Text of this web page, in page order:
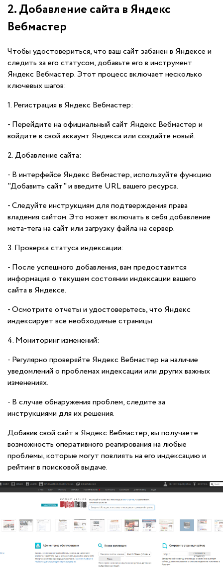
2. Добавление сайта в Яндекс
Вебмастер
Чтобы удостовериться, что ваш сайт забанен в Яндексе и
следить за его статусом, добавьте его в инструмент
Яндекс Вебмастер. Этот процесс включает несколько
ключевых шагов:
1. Регистрация в Яндекс Вебмастер:
- Перейдите на официальный сайт Яндекс Вебмастер и
войдите в свой аккаунт Яндекса или создайте новый.
2. Добавление сайта:
- В интерфейсе Яндекс Вебмастер, используйте функцию
"Добавить сайт" и введите URL вашего ресурса.
- Следуйте инструкциям для подтверждения права
владения сайтом. Это может включать в себя добавление
мета-тега на сайт или загрузку файла на сервер.
3. Проверка статуса индексации:
- После успешного добавления, вам предоставится
информация о текущем состоянии индексации вашего
сайта в Яндексе.
- Осмотрите отчеты и удостоверьтесь, что Яндекс
индексирует все необходимые страницы.
4. Мониторинг изменений:
- Регулярно проверяйте Яндекс Вебмастер на наличие
уведомлений о проблемах индексации или других важных
изменениях.
- В случае обнаружения проблем, следите за
инструкциями для их решения.
Добавив свой сайт в Яндекс Вебмастер, вы получаете
возможность оперативного реагирования на любые
проблемы, которые могут повлиять на его индексацию и
рейтинг в поисковой выдаче.